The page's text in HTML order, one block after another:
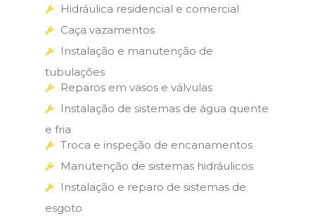
Hidráulica residencial e comercial
Caça vazamentos
Instalação e manutenção de
tubulações
Reparos em vasos e válvulas
Instalação de sistemas de água quente
e fria
Troca e inspeção de encanamentos
Manutenção de sistemas hidráulicos
Instalação e reparo de sistemas de
esgoto